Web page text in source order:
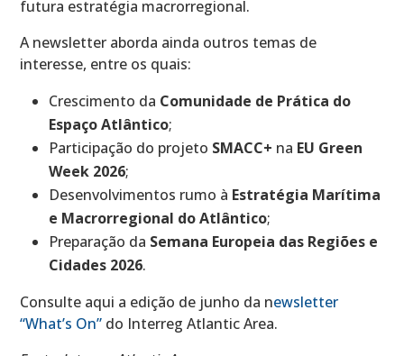
futura estratégia macrorregional.
A newsletter aborda ainda outros temas de
interesse, entre os quais:
Crescimento da Comunidade de Prática do
Espaço Atlântico;
Participação do projeto SMACC+ na EU Green
Week 2026;
Desenvolvimentos rumo à Estratégia Marítima
e Macrorregional do Atlântico;
Preparação da Semana Europeia das Regiões e
Cidades 2026.
Consulte aqui a edição de junho da newsletter
“What’s On” do Interreg Atlantic Area.